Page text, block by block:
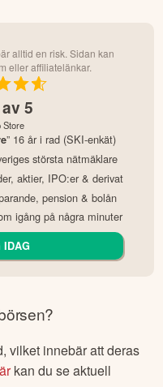
alltid en risk. Sidan kan
eller affiliatelänkar.
av 5
Store
” 16 år i rad (SKI-enkät)
största nätmäklare
aktier, IPO:er & derivat
pension & bolån
igång på några minuter
IDAG
, vilket innebär att deras
kan du se aktuell